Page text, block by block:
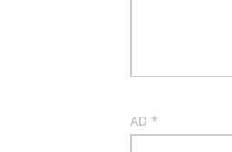
AD *